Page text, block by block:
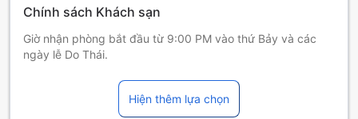
Chính sách Khách sạn
Giờ nhận phòng bắt đầu từ 9:00 PM vào thứ Bảy và các
ngày lễ Do Thái.
Hiện thêm lựa chọn